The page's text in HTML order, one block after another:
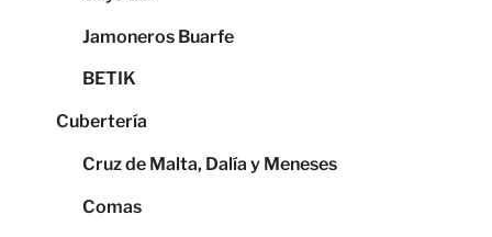
Jamoneros Buarfe
BETIK
Cubertería
Cruz de Malta, Dalía y Meneses
Comas